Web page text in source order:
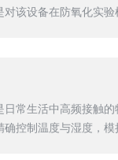
该设备在防氧化实验
常生活中高频接触
控制温度与湿度，模